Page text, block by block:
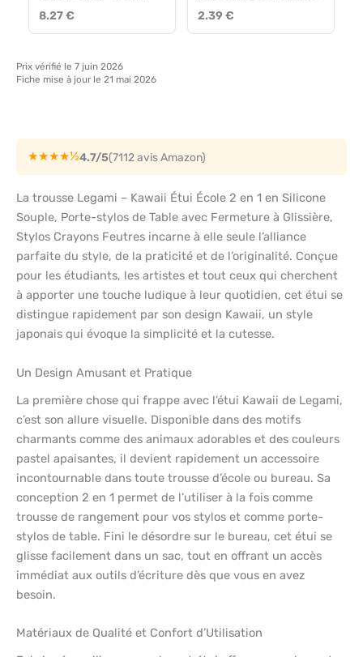
8.27 € 2.39 €
Prix vérifié le 7 juin 2026
Fiche mise à jour le 21 mai 2026
★★★★½4.7/5(7112 avis Amazon)
La trousse Legami – Kawaii Étui École 2 en 1 en Silicone
Souple, Porte-stylos de Table avec Fermeture à Glissière,
Stylos Crayons Feutres incarne à elle seule l’alliance
parfaite du style, de la praticité et de l’originalité. Conçue
pour les étudiants, les artistes et tout ceux qui cherchent
à apporter une touche ludique à leur quotidien, cet étui se
distingue rapidement par son design Kawaii, un style
japonais qui évoque la simplicité et la cutesse.
Un Design Amusant et Pratique
La première chose qui frappe avec l’étui Kawaii de Legami,
c’est son allure visuelle. Disponible dans des motifs
charmants comme des animaux adorables et des couleurs
pastel apaisantes, il devient rapidement un accessoire
incontournable dans toute trousse d’école ou bureau. Sa
conception 2 en 1 permet de l’utiliser à la fois comme
trousse de rangement pour vos stylos et comme porte-
stylos de table. Fini le désordre sur le bureau, cet étui se
glisse facilement dans un sac, tout en offrant un accès
immédiat aux outils d’écriture dès que vous en avez
besoin.
Matériaux de Qualité et Confort d’Utilisation